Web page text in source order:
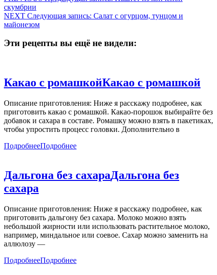
скумбрии
NEXT Следующая запись: Салат с огурцом, тунцом и
майонезом
Эти рецепты вы ещё не видели:
Какао с ромашкойКакао с ромашкой
Описание приготовления: Ниже я расскажу подробнее, как
приготовить какао с ромашкой. Какао-порошок выбирайте без
добавок и сахара в составе. Ромашку можно взять в пакетиках,
чтобы упростить процесс головки. Дополнительно в
ПодробнееПодробнее
Дальгона без сахараДальгона без
сахара
Описание приготовления: Ниже я расскажу подробнее, как
приготовить дальгону без сахара. Молоко можно взять
небольшой жирности или использовать растительное молоко,
например, миндальное или соевое. Сахар можно заменить на
аллюлозу —
ПодробнееПодробнее